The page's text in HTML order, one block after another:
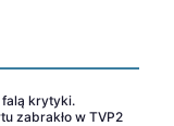
falą krytyki.
zabrakło w TVP2